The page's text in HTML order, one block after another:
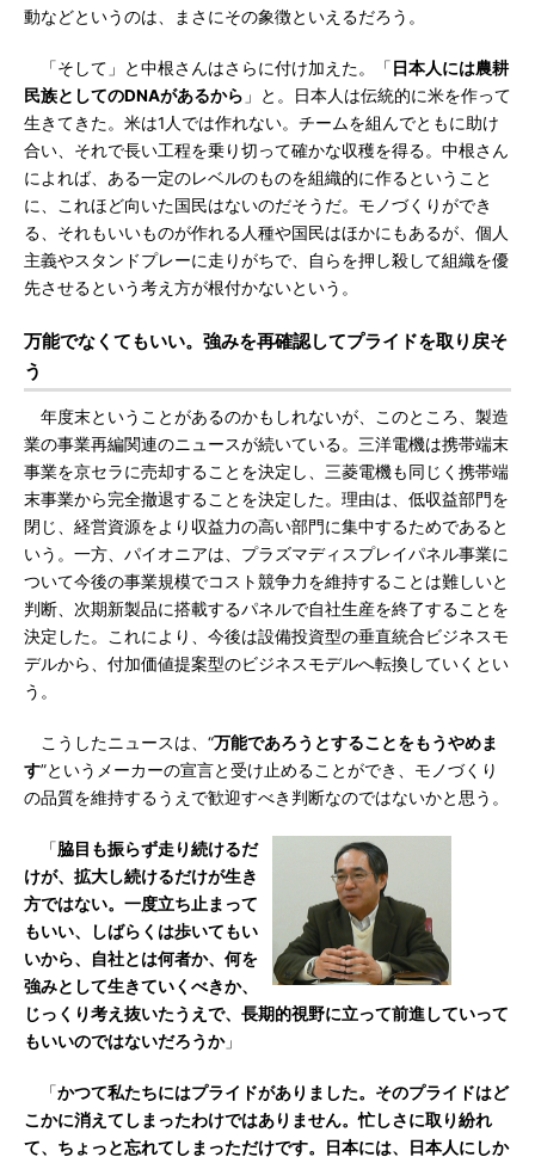
動などというのは、まさにその象徴といえるだろう。
「そして」と中根さんはさらに付け加えた。「 日本人には農耕
民族としてのDNAがあるから 」と。日本人は伝統的に米を作って
生きてきた。米は1人では作れない。チームを組んでともに助け
合い、それで長い工程を乗り切って確かな収穫を得る。中根さん
によれば、ある一定のレベルのものを組織的に作るということ
に、これほど向いた国民はないのだそうだ。モノづくりができ
る、それもいいものが作れる人種や国民はほかにもあるが、個人
主義やスタンドプレーに走りがちで、自らを押し殺して組織を優
先させるという考え方が根付かないという。
万能でなくてもいい。強みを再確認してプライドを取り戻そ
う
年度末ということがあるのかもしれないが、このところ、製造
業の事業再編関連のニュースが続いている。三洋電機は携帯端末
事業を京セラに売却することを決定し、三菱電機も同じく携帯端
末事業から完全撤退することを決定した。理由は、低収益部門を
閉じ、経営資源をより収益力の高い部門に集中するためであると
いう。一方、パイオニアは、プラズマディスプレイパネル事業に
ついて今後の事業規模でコスト競争力を維持することは難しいと
判断、次期新製品に搭載するパネルで自社生産を終了することを
決定した。これにより、今後は設備投資型の垂直統合ビジネスモ
デルから、付加価値提案型のビジネスモデルへ転換していくとい
う。
こうしたニュースは、“万能であろうとすることをもうやめま
す”というメーカーの宣言と受け止めることができ、モノづくり
の品質を維持するうえで歓迎すべき判断なのではないかと思う。
「脇目も振らず走り続けるだ
けが、拡大し続けるだけが生き
方ではない。一度立ち止まって
もいい、しばらくは歩いてもい
いから、自社とは何者か、何を
強みとして生きていくべきか、
じっくり考え抜いたうえで、長期的視野に立って前進していって
もいいのではないだろうか」
「かつて私たちにはプライドがありました。そのプライドはど
こかに消えてしまったわけではありません。忙しさに取り紛れ
て、ちょっと忘れてしまっただけです。日本には、日本人にしか